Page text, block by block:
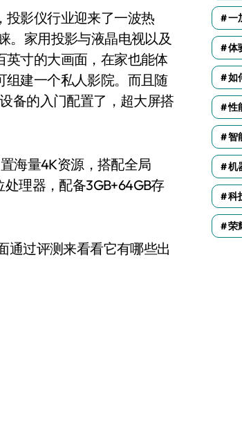
。家用投影与液晶电视以及
英寸的大画面，在家也能体
组建一个私人影院。而且随
备的入门配置了，超大屏搭
海量4K资源，搭配全局
理器，配备3GB+64GB存
过评测来看看它有哪些出
一
体
如
性
智
机
科
荣